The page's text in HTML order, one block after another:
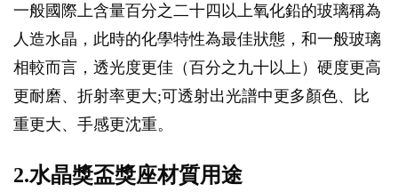
一般國際上含量百分之二十四以上氧化鉛的玻璃稱為
人造水晶，此時的化學特性為最佳狀態，和一般玻璃
相較而言，透光度更佳（百分之九十以上）硬度更高
更耐磨、折射率更大;可透射出光譜中更多顏色、比
重更大、手感更沈重。
2.水晶獎盃獎座材質用途